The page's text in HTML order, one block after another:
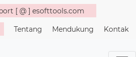
[ @ ] esofttools.com
Tentang Mendukung Kontak